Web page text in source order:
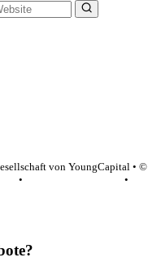
von YoungCapital • ©
•
•